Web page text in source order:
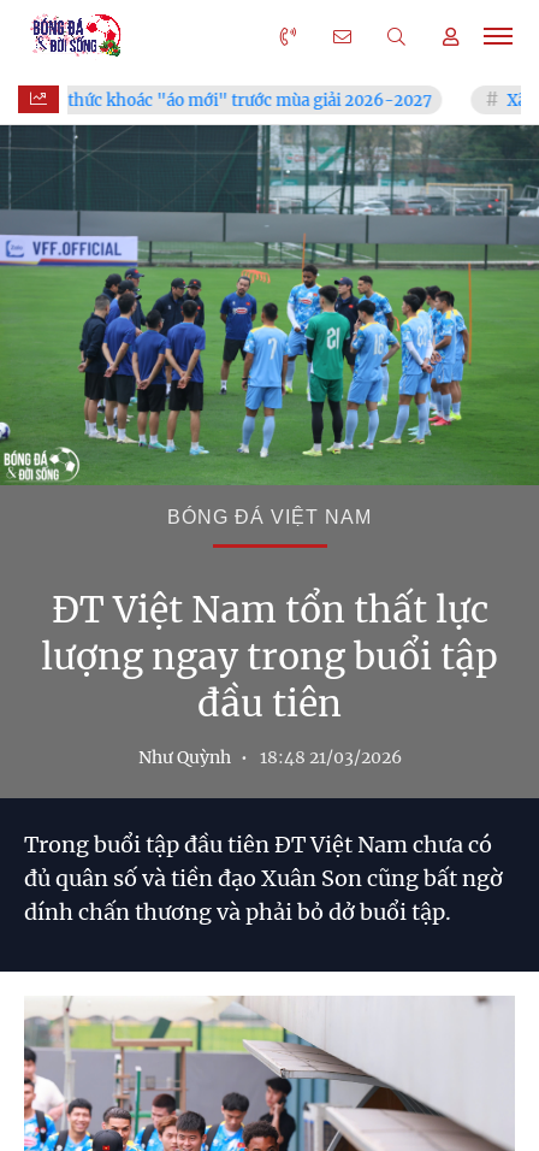
"áo mới" trước mùa giải 2026-2027 Xã Hùng Châu
BÓNG ĐÁ VIỆT NAM
ĐT Việt Nam tổn thất lực
lượng ngay trong buổi tập
đầu tiên
Như Quỳnh 18:48 21/03/2026
Trong buổi tập đầu tiên ĐT Việt Nam chưa có
đủ quân số và tiền đạo Xuân Son cũng bất ngờ
dính chấn thương và phải bỏ dở buổi tập.